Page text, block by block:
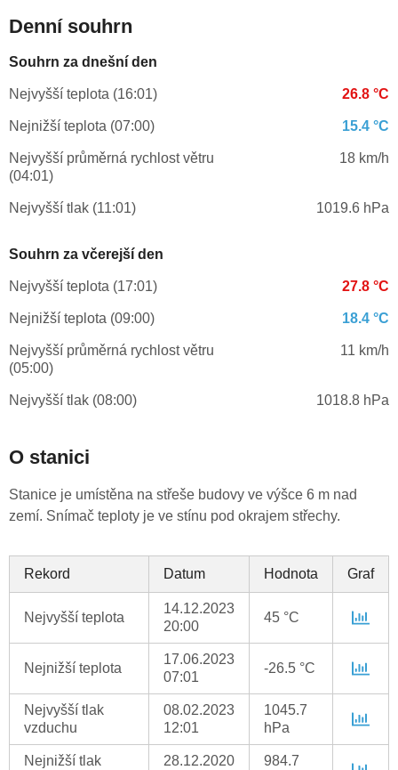
Denní souhrn
Souhrn za dnešní den
Nejvyšší teplota (16:01) 26.8 °C
Nejnižší teplota (07:00) 15.4 °C
Nejvyšší průměrná rychlost větru
(04:01)
18 km/h
Nejvyšší tlak (11:01) 1019.6 hPa
Souhrn za včerejší den
Nejvyšší teplota (17:01) 27.8 °C
Nejnižší teplota (09:00) 18.4 °C
Nejvyšší průměrná rychlost větru
(05:00)
11 km/h
Nejvyšší tlak (08:00) 1018.8 hPa
O stanici
Stanice je umístěna na střeše budovy ve výšce 6 m nad
zemí. Snímač teploty je ve stínu pod okrajem střechy.
Rekord Datum Hodnota Graf
Nejvyšší teplota
14.12.2023
20:00
45 °C
Nejnižší teplota
17.06.2023
07:01
-26.5 °C
Nejvyšší tlak
vzduchu
08.02.2023
12:01
1045.7
hPa
Nejnižší tlak
28.12.2020
984.7